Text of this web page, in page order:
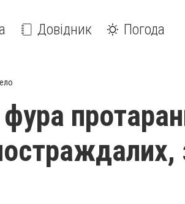
Довідник Погода